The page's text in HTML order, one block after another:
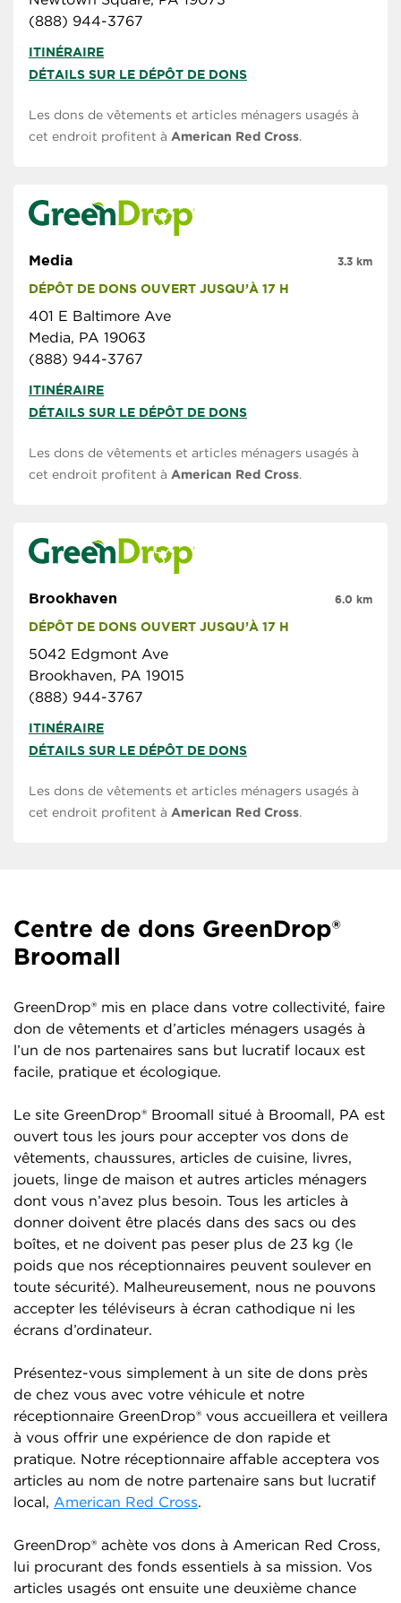
(888) 944-3767
ITINÉRAIRE
DÉTAILS SUR LE DÉPÔT DE DONS
Les dons de vêtements et articles ménagers usagés à
cet endroit profitent à American Red Cross.
Media
DÉPÔT DE DONS OUVERT JUSQU’À 17 H
401 E Baltimore Ave
Media, PA 19063
(888) 944-3767
3.3 km
ITINÉRAIRE
DÉTAILS SUR LE DÉPÔT DE DONS
Les dons de vêtements et articles ménagers usagés à
cet endroit profitent à American Red Cross.
Brookhaven
DÉPÔT DE DONS OUVERT JUSQU’À 17 H
5042 Edgmont Ave
Brookhaven, PA 19015
(888) 944-3767
6.0 km
ITINÉRAIRE
DÉTAILS SUR LE DÉPÔT DE DONS
Les dons de vêtements et articles ménagers usagés à
cet endroit profitent à American Red Cross.
Centre de dons GreenDrop®
Broomall
GreenDrop® mis en place dans votre collectivité, faire
don de vêtements et d’articles ménagers usagés à
l’un de nos partenaires sans but lucratif locaux est
facile, pratique et écologique.
Le site GreenDrop® Broomall situé à Broomall, PA est
ouvert tous les jours pour accepter vos dons de
vêtements, chaussures, articles de cuisine, livres,
jouets, linge de maison et autres articles ménagers
dont vous n’avez plus besoin. Tous les articles à
donner doivent être placés dans des sacs ou des
boîtes, et ne doivent pas peser plus de 23 kg (le
poids que nos réceptionnaires peuvent soulever en
toute sécurité). Malheureusement, nous ne pouvons
accepter les téléviseurs à écran cathodique ni les
écrans d’ordinateur.
Présentez-vous simplement à un site de dons près
de chez vous avec votre véhicule et notre
réceptionnaire GreenDrop® vous accueillera et veillera
à vous offrir une expérience de don rapide et
pratique. Notre réceptionnaire affable acceptera vos
articles au nom de notre partenaire sans but lucratif
local, American Red Cross.
GreenDrop® achète vos dons à American Red Cross,
lui procurant des fonds essentiels à sa mission. Vos
articles usagés ont ensuite une deuxième chance